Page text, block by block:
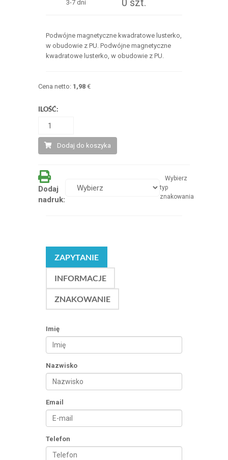
3-7 dni 0 szt.
Podwójne magnetyczne kwadratowe lusterko,
w obudowie z PU. Podwójne magnetyczne
kwadratowe lusterko, w obudowie z PU.
Cena netto: 1,98€
ILOŚĆ:
Dodaj do koszyka
Dodaj
nadruk:
Wybierz
typ
znakowania
ZAPYTANIE
INFORMACJE
ZNAKOWANIE
Imię
Nazwisko
Email
Telefon